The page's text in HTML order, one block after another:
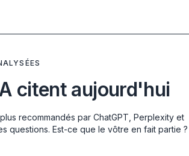
citent aujourd'hui
recommandés par ChatGPT, Perplexity et
questions. Est-ce que le vôtre en fait partie ?